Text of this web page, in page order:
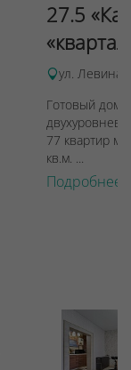
27.5
ул. Левина,
Готовый дом
77 квартир
кв.м. ...
Подробнее